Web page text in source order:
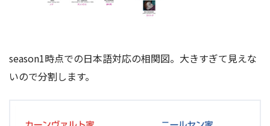
season1時点での日本語対応の相関図。大きすぎて見えな
いので分割します。